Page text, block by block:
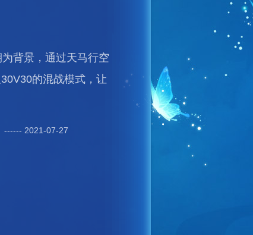
背景，通过天马行空
的混战模式，让
------ 2021-07-27